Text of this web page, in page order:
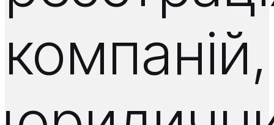
компаній,